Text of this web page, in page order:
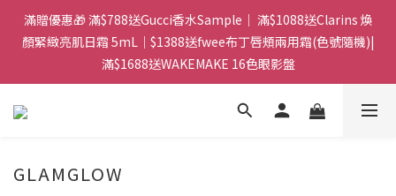
門市：旺角兆萬中心地庫B218 ｜ 所有訂單可旺角門市取貨｜全店
滿$399包郵局取件｜$599包順豐站/站智能櫃｜$699包順豐上門派
件
滿贈優惠🎁 滿$788送Gucci香水Sample｜ 滿$1088送Clarins 煥
顏緊緻亮肌日霜 5mL｜$1388送fwee布丁唇頰兩用霜(色號隨機)|
滿$1688送WAKEMAKE 16色眼影盤
門市：旺角兆萬中心地庫B218 ｜ 所有訂單可旺角門市取貨｜全店
GLAMGLOW